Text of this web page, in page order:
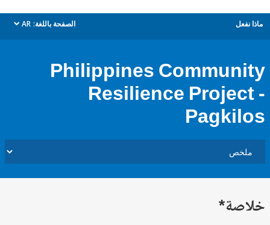
الصفحة باللغة: AR
dropdown
Philippines
Resilience